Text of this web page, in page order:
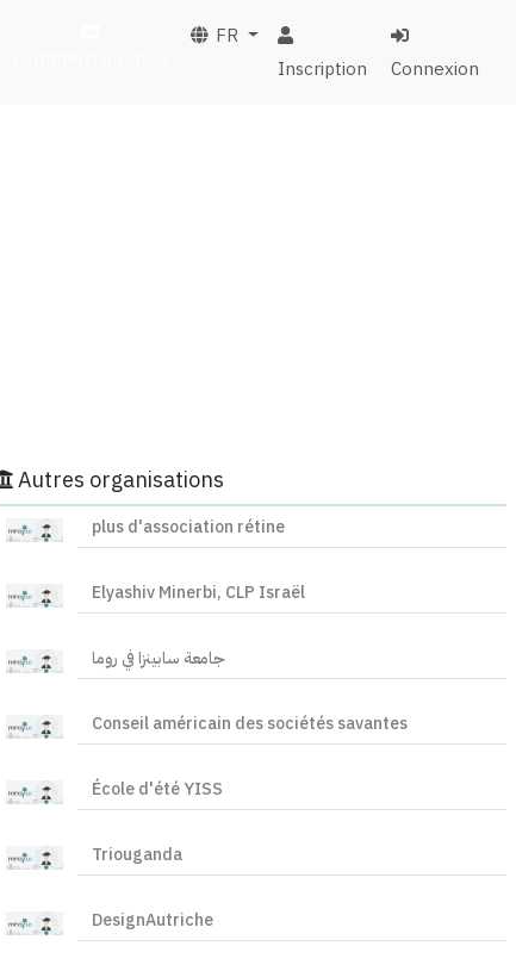
FR
Inscription
Connexion
Autres organisations
plus d'association rétine
Elyashiv Minerbi, CLP Israël
جامعة سابينزا في روما
Conseil américain des sociétés savantes
École d'été YISS
Triouganda
DesignAutriche